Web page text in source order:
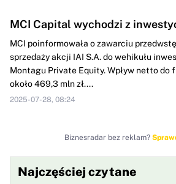
MCI Capital wychodzi z
MCI poinformowała o zawarciu
sprzedaży akcji IAI S.A. do wehikułu
Montagu Private Equity. Wpływ netto do
około 469,3 mln zł....
2025-07-28, 08:24
Biznesradar bez reklam?
Najczęściej czytane